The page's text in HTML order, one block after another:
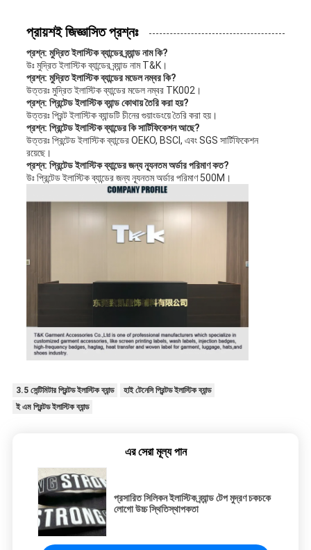
প্রায়শই জিজ্ঞাসিত প্রশ্নঃ
প্রশ্ন: মুদ্রিত ইলাস্টিক ব্যান্ডের ব্র্যান্ড নাম কি?
উঃ মুদ্রিত ইলাস্টিক ব্যান্ডের ব্র্যান্ড নাম T&K।
প্রশ্ন: মুদ্রিত ইলাস্টিক ব্যান্ডের মডেল নম্বর কি?
উত্তরঃ মুদ্রিত ইলাস্টিক ব্যান্ডের মডেল নম্বর TK002।
প্রশ্ন: প্রিন্টেড ইলাস্টিক ব্যান্ড কোথায় তৈরি করা হয়?
উত্তরঃ প্রিন্ট ইলাস্টিক ব্যান্ডটি চীনের গুয়াংডংয়ে তৈরি করা হয়।
প্রশ্ন: প্রিন্টেড ইলাস্টিক ব্যান্ডের কি সার্টিফিকেশন আছে?
উত্তরঃ প্রিন্টেড ইলাস্টিক ব্যান্ডের OEKO, BSCI, এবং SGS সার্টিফিকেশন
রয়েছে।
প্রশ্ন: প্রিন্টেড ইলাস্টিক ব্যান্ডের জন্য ন্যূনতম অর্ডার পরিমাণ কত?
উঃ প্রিন্টেড ইলাস্টিক ব্যান্ডের জন্য ন্যূনতম অর্ডার পরিমাণ 500M।
3.5 সেন্টিমিটার প্রিন্টড ইলাস্টিক ব্যান্ড
হাই টেনেসি প্রিন্টড ইলাস্টিক ব্যান্ড
ই এম প্রিন্টড ইলাস্টিক ব্যান্ড
এর সেরা মূল্য পান
প্রসারিত সিলিকন ইলাস্টিক ব্র্যান্ড টেপ মুদ্রণ চকচকে
লোগো উচ্চ স্থিতিস্থাপকতা